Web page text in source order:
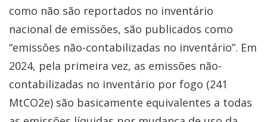
como não são reportados no inventário
nacional de emissões, são publicados como
“emissões não-contabilizadas no inventário”. Em
2024, pela primeira vez, as emissões não-
contabilizadas no inventário por fogo (241
MtCO2e) são basicamente equivalentes a todas